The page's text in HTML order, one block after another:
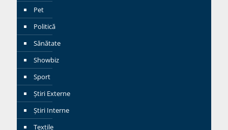
Pet
Politică
Sănătate
Showbiz
Sport
Știri Externe
Știri Interne
Textile